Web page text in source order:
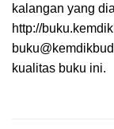
kalangan yang
http://
kualitas buku ini.